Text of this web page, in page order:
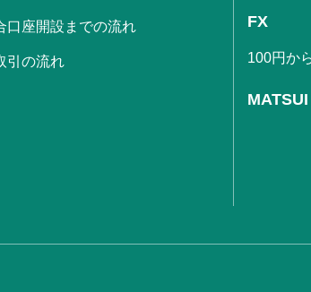
口座開設までの流れ
引の流れ
FX
100円か